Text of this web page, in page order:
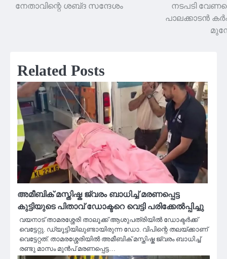
നേതാവിന്റെ ശബ്‌ദ സന്ദേശം
നടപടി
പാലക്കാടൻ
Related Posts
അമീബിക് മസ്തിഷ്ക ജ്വരം ബാധിച്ച് മരണപ്പെട്ട
കുട്ടിയുടെ പിതാവ് ഡോക്ടറെ വെട്ടി പരിക്കേൽപ്പിച്ചു
വയനാട് താമരശ്ശേരി താലൂക്ക് ആശുപത്രിയില്‍ ഡോക്ടര്‍ക്ക്
വെട്ടേറ്റു. ഡ്യൂട്ടിയിലുണ്ടായിരുന്ന ഡോ. വിപിന്റെ തലയ്ക്കാണ്
വെട്ടേറ്റത്. താമരശ്ശേരിയിൽ അമീബിക് മസ്തിഷ്ക ജ്വരം ബാധിച്ച്
രണ്ടു മാസം മുൻപ് മരണപ്പെട്ട…